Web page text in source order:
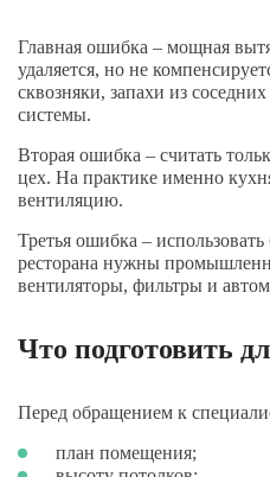
Главная ошибка – мощная
удаляется, но не
сквозняки, запахи из
системы.
Вторая ошибка – считать
цех. На практике именно
вентиляцию.
Третья ошибка –
ресторана нужны
вентиляторы, фильтры и
Что подготовить
Перед обращением к
план помещения;